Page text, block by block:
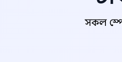
সকল